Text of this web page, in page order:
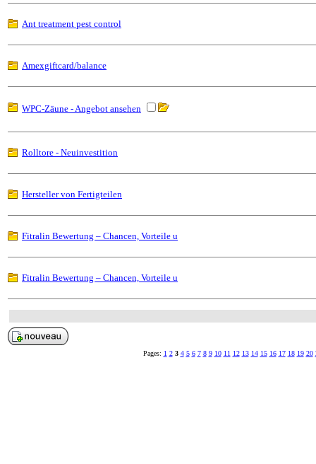
Ant treatment pest control
Amexgiftcard/balance
WPC-Zäune - Angebot ansehen
Rolltore - Neuinvestition
Hersteller von Fertigteilen
Fitralin Bewertung – Chancen, Vorteile u
Fitralin Bewertung – Chancen, Vorteile u
Pages: 1 2 3 4 5 6 7 8 9 10 11 12 13 14 15 16 17 18 19 20